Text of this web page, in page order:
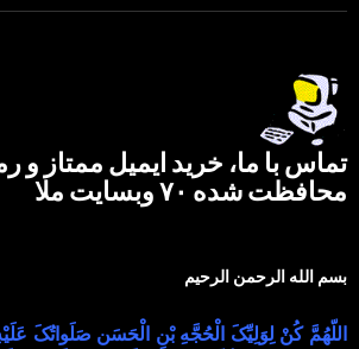
تماس با ما، خرید ایمیل ممتاز و
محافظت شده ۷۰ وبسایت ملا
بسم الله الرحمن الرحیم
اللّهُمَّ کُنْ لِوَلِیِّکَ الْحُجَّهِ بْنِ الْحَسَن صَلَواتُکَ